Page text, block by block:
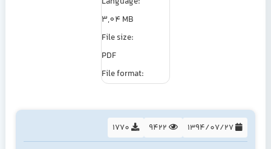
3,04 MB
File size:
PDF
File format:
1394/07/27
1770